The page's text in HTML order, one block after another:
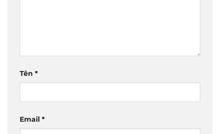
Tên *
Email *